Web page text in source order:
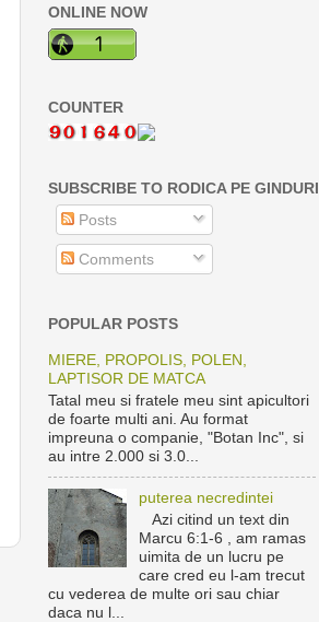
ONLINE NOW
COUNTER
SUBSCRIBE TO RODICA PE GINDURI
Posts
Comments
POPULAR POSTS
MIERE, PROPOLIS, POLEN,
LAPTISOR DE MATCA
Tatal meu si fratele meu sint apicultori
de foarte multi ani. Au format
impreuna o companie, "Botan Inc", si
au intre 2.000 si 3.0...
puterea necredintei
Azi citind un text din
Marcu 6:1-6 , am ramas
uimita de un lucru pe
care cred eu l-am trecut
cu vederea de multe ori sau chiar
daca nu l...